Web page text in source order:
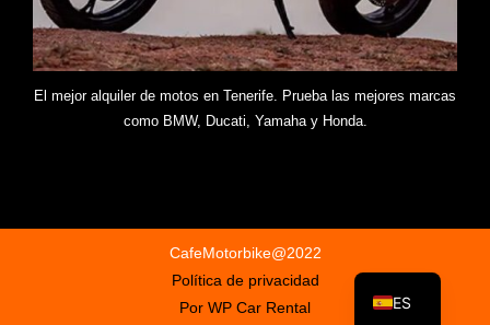
El mejor alquiler de motos en Tenerife. Prueba las mejores marcas
como BMW, Ducati, Yamaha y Honda.
CafeMotorbike@2022
Política de privacidad
Por WP Car Rental
ES